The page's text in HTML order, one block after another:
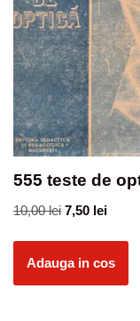
555 teste de
10,00lei 7,50 lei
Adauga in cos